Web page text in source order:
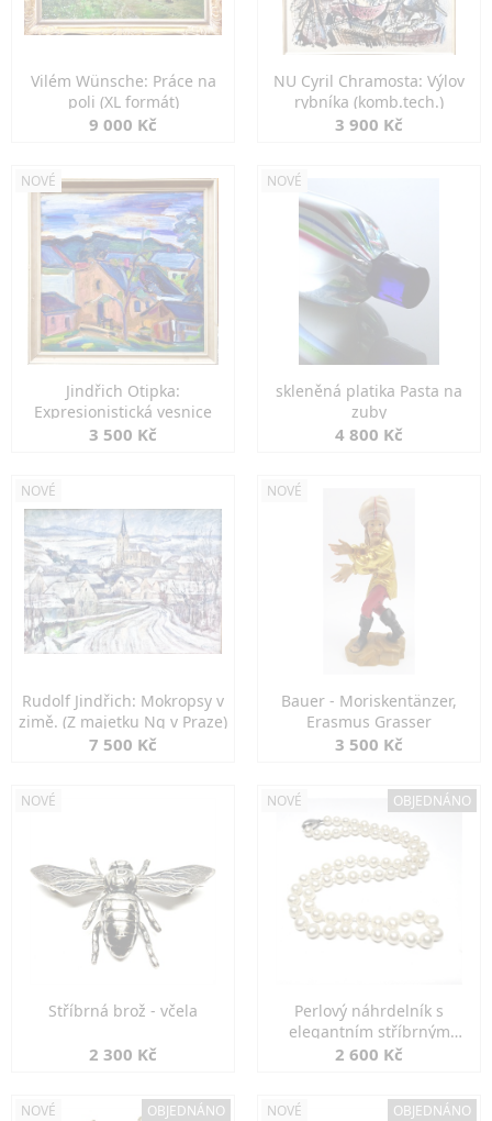
Vilém Wünsche: Práce na
poli (XL formát)
9 000 Kč
NU Cyril Chramosta: Výlov
rybníka (komb.tech.)
3 900 Kč
NOVÉ
Jindřich Otipka:
Expresionistická vesnice
3 500 Kč
NOVÉ
skleněná platika Pasta na
zuby
4 800 Kč
NOVÉ
Rudolf Jindřich: Mokropsy v
zimě. (Z majetku Ng v Praze)
7 500 Kč
NOVÉ
Bauer - Moriskentänzer,
Erasmus Grasser
3 500 Kč
NOVÉ
Stříbrná brož - včela
2 300 Kč
NOVÉ OBJEDNÁNO
Perlový náhrdelník s
elegantním stříbrným
zapínáním
2 600 Kč
NOVÉ OBJEDNÁNO NOVÉ OBJEDNÁNO